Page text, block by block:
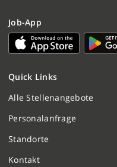
Job-App
Quick Links
Alle Stellenangebote
Personalanfrage
Standorte
Kontakt